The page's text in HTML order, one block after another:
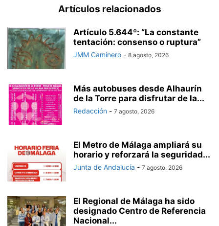
Artículos relacionados
Artículo 5.644º: “La constante
tentación: consenso o ruptura”
JMM Caminero - 8 agosto, 2026
Más autobuses desde Alhaurín
de la Torre para disfrutar de la...
Redacción - 7 agosto, 2026
El Metro de Málaga ampliará su
horario y reforzará la seguridad...
Junta de Andalucía - 7 agosto, 2026
El Regional de Málaga ha sido
designado Centro de Referencia
Nacional...